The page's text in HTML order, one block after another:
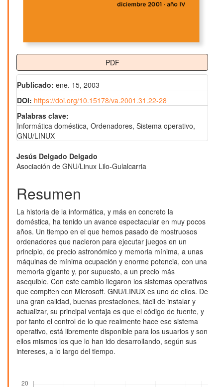
PDF
Publicado: ene. 15, 2003
DOI: https://doi.org/10.15178/va.2001.31.22-28
Palabras clave:
Informática doméstica, Ordenadores, Sistema operativo,
GNU/LINUX
Contenido
principal
del
artículo
Jesús Delgado Delgado
Asociación de GNU/Linux Lilo-Gulalcarria
Resumen
La historia de la informática, y más en concreto la
doméstica, ha tenido un avance espectacular en muy pocos
años. Un tiempo en el que hemos pasado de mostruosos
ordenadores que nacieron para ejecutar juegos en un
principio, de precio astronómico y memoria mínima, a unas
máquinas de mínima ocupación y enorme potencia, con una
memoria gigante y, por supuesto, a un precio más
asequible. Con este cambio llegaron los sistemas operativos
que compiten con Microsoft. GNU/LINUX es uno de ellos. De
una gran calidad, buenas prestaciones, fácil de instalar y
actualizar, su principal ventaja es que el código de fuente, y
por tanto el control de lo que realmente hace ese sistema
operativo, está libremente disponible para los usuarios y son
ellos mismos los que lo han ido desarrollando, según sus
intereses, a lo largo del tiempo.